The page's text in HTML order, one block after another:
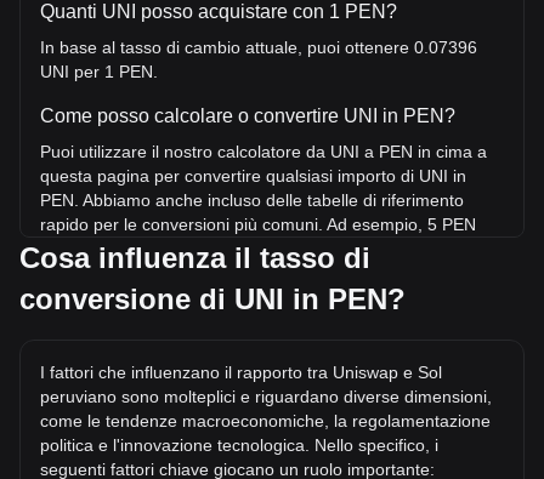
Quanti UNI posso acquistare con 1 PEN?
In base al tasso di cambio attuale, puoi ottenere 0.07396
UNI per 1 PEN.
Come posso calcolare o convertire UNI in PEN?
Puoi utilizzare il nostro calcolatore da UNI a PEN in cima a
questa pagina per convertire qualsiasi importo di UNI in
PEN. Abbiamo anche incluso delle tabelle di riferimento
rapido per le conversioni più comuni. Ad esempio, 5 PEN
equivalgono a 0.3698 UNI, mentre 5 UNI costeranno circa
67.6PEN.
Resta da vedere se il valore di 1 UNI/PEN supererà l'attuale
massimo storico.
Qual è la tendenza del prezzo di in PEN?
Cosa influenza il tasso di
conversione di UNI in PEN?
I fattori che influenzano il rapporto tra Uniswap e Sol
peruviano sono molteplici e riguardano diverse dimensioni,
come le tendenze macroeconomiche, la regolamentazione
politica e l'innovazione tecnologica. Nello specifico, i
seguenti fattori chiave giocano un ruolo importante: